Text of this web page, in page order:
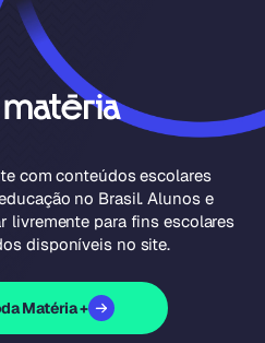
com conteúdos escolares
no Brasil. Alunos e
livremente para fins escolares
disponíveis no site.
Matéria +